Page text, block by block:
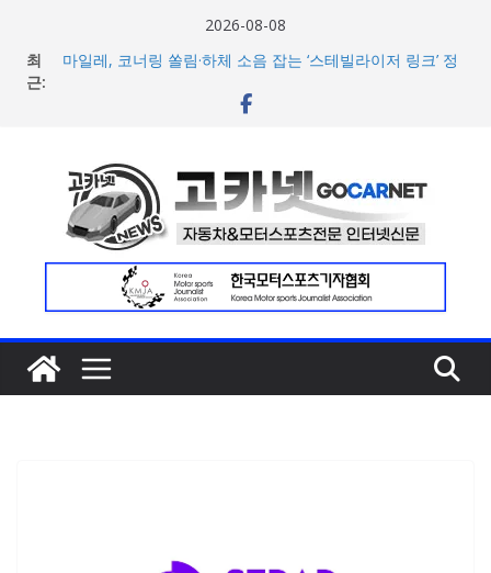
2026-08-08
최
근:
마일레, 코너링 쏠림·하체 소음 잡는 ‘스테빌라이저 링크’ 정
한온시스템, 캐나다 정부로부터 1,000만 캐나다달러 규모
트 페스티벌 8일 용인 개최
아우디, 405일 만에 완성한 초고성능 슈퍼카 ‘누볼라리’ 제
작 비하인드 영상 공개
벤틀리, 첫 순수 전기 어반 럭셔리 SUV 토르칼 탑재될 ‘큐레
이션 엔진’ 공개